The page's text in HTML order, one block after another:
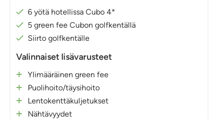
6 yötä hotellissa Cubo 4*
5 green fee Cubon golfkentällä
Siirto golfkentälle
Valinnaiset lisävarusteet
Ylimääräinen green fee
Puolihoito/täysihoito
Lentokenttäkuljetukset
Nähtävyydet